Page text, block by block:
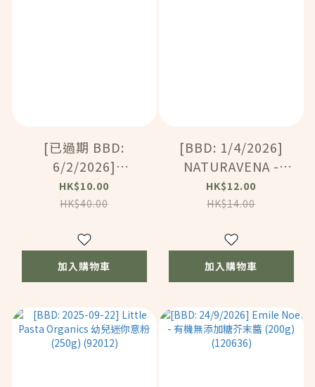
[已過期 BBD:
6/2/2026]
NATURAVENA -
100% 無加糖細滑純白
(12603)
HK$10.00
HK$40.00
加入購物車
[BBD: 1/4/2026]
NATURAVENA -
100% 無加糖細滑純白
芝麻醬 (185g)
HK$12.00
HK$14.00
加入購物車